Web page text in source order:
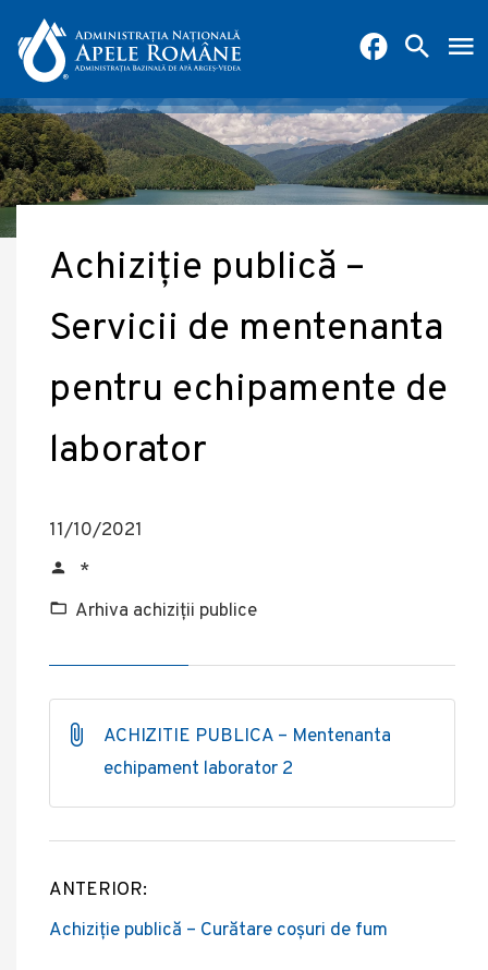
Achiziție publică –
Servicii de mentenanta
pentru echipamente de
laborator
11/10/2021
*
Arhiva achiziții publice
ACHIZITIE PUBLICA – Mentenanta
echipament laborator 2
Post
navigation
ANTERIOR:
Achiziție publică – Curătare coșuri de fum